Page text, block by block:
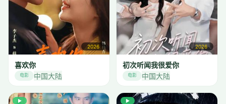
2026
喜欢你
电影 中国大陆
2026
初次听闻我很爱你
电影 中国大陆
▶ ▶